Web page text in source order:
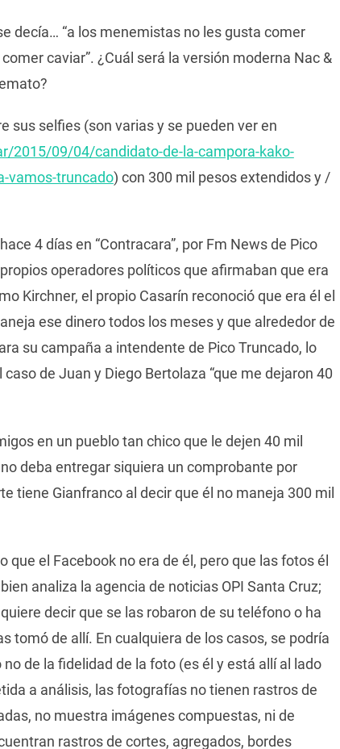
decía… “a los menemistas no les gusta comer
caviar”. ¿Cuál será la versión moderna Nac &
sus selfies (son varias y se pueden ver en
2015/09/04/candidato-de-la-campora-kako-
vamos-truncado) con 300 mil pesos extendidos y /
4 días en “Contracara”, por Fm News de Pico
operadores políticos que afirmaban que era
Kirchner, el propio Casarín reconoció que era él el
ese dinero todos los meses y que alrededor de
su campaña a intendente de Pico Truncado, lo
de Juan y Diego Bertolaza “que me dejaron 40
en un pueblo tan chico que le dejen 40 mil
deba entregar siquiera un comprobante por
tiene Gianfranco al decir que él no maneja 300 mil
que el Facebook no era de él, pero que las fotos él
analiza la agencia de noticias OPI Santa Cruz;
decir que se las robaron de su teléfono o ha
tomó de allí. En cualquiera de los casos, se podría
de la fidelidad de la foto (es él y está allí al lado
a análisis, las fotografías no tienen rastros de
no muestra imágenes compuestas, ni de
rastros de cortes, agregados, bordes